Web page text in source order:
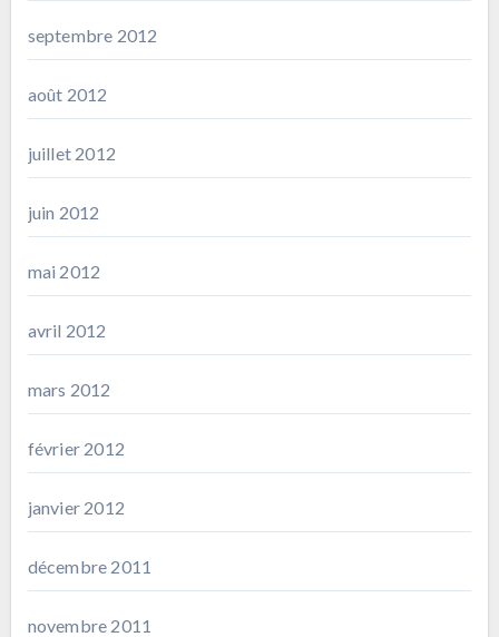
septembre 2012
août 2012
juillet 2012
juin 2012
mai 2012
avril 2012
mars 2012
février 2012
janvier 2012
décembre 2011
novembre 2011